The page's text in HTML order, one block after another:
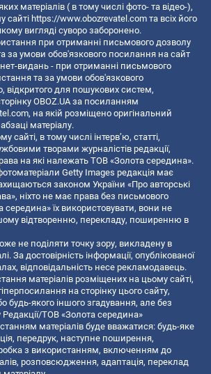
матеріалів ( в тому числі фото- та відео-),
сайті https://www.obozrevatel.com та всіх його
вигляді суворо заборонено.
при отриманні письмового дозволу
за умови обов'язкового посилання на сайт
видань - при отриманні письмового
та за умови обов'язкового
відкритого для пошукових систем,
OBOZ.UA за посиланням
, на якій розміщено оригінальний
матеріалу.
сайті, в тому числі інтерв’ю, статті,
творами журналістів редакції,
на які належать ТОВ «Золота середина».
Getty Images редакція має
законом України «Про авторські
ніхто не має права без письмового
середина» їх використовувати, вони не
відтворенню, перекладу, поширенню в
не поділяти точку зору, викладену в
За достовірність інформації, опублікованої
відповідальність несе рекламодавець.
матеріалів розміщених на цьому сайті,
на сторінку цього сайту,
будь-якого іншого згадування, але без
ТОВ «Золота середина»
матеріалів буде вважатися: будь-яке
передрук, наступне поширення,
з використанням, включенням до
розповсюдження, адаптація, переклад